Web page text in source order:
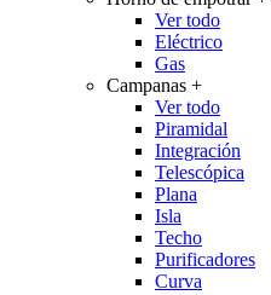
Ver todo
Eléctrico
Gas
Campanas +
Ver todo
Piramidal
Integración
Telescópica
Plana
Isla
Techo
Purificadores
Curva